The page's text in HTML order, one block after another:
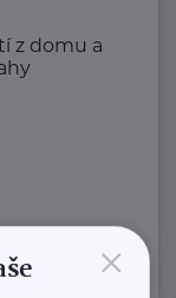
z domu a
×